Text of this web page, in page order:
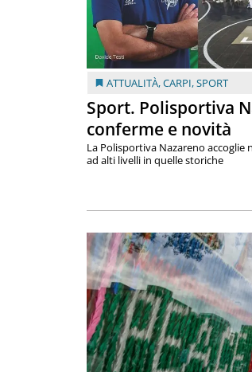
ATTUALITÀ,CARPI,SPORT
Sport. Polisportiva
conferme e novità
La Polisportiva Nazareno accoglie
ad alti livelli in quelle storiche